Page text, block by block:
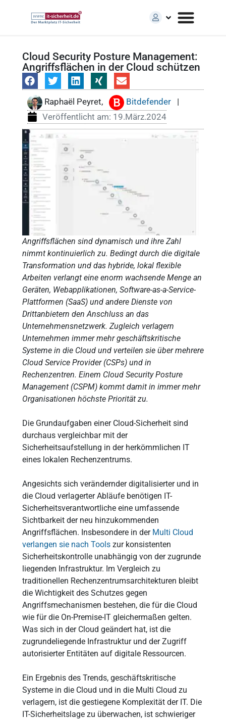
Cloud Security Posture Management:
Angriffsflächen in der Cloud schützen
Raphaël Peyret, Bitdefender
|
Veröffentlicht am: 19.März.2024
Angriffsflächen sind dynamisch und ihre Zahl
nimmt kontinuierlich zu. Bedingt durch die digitale
Transformation und das hybride, lokal flexible
Arbeiten verlangt eine enorm wachsende Menge an
Geräten, Webapplikationen, Software-as-a-Service-
Plattformen (SaaS) und andere Dienste von
Drittanbietern den Anschluss an das
Unternehmensnetzwerk. Zugleich verlagern
Unternehmen immer mehr geschäftskritische
Systeme in die Cloud und verteilen sie über mehrere
Cloud Service Provider (CSPs) und in
Rechenzentren. Einem Cloud Security Posture
Management (CSPM) kommt damit in immer mehr
Organisationen höchste Priorität zu.
Die Grundaufgaben einer Cloud-Sicherheit sind
durchaus vergleichbar mit der
Sicherheitsaufstellung in der herkömmlichen IT
eines lokalen Rechenzentrums.
Angesichts sich verändernder digitalisierter und in
die Cloud verlagerter Abläufe benötigen IT-
Sicherheitsverantwortliche eine umfassende
Sichtbarkeit der neu hinzukommenden
Angriffsflächen. Insbesondere in der Multi Cloud
verlangen sie nach Toolszur konsistenten
Sicherheitskontrolle unabhängig von der zugrunde
liegenden Infrastruktur. Im Vergleich zu
traditionellen Rechenzentrumsarchitekturen bleibt
die Wichtigkeit des Schutzes gegen
Angriffsmechanismen bestehen, die für die Cloud
wie für die On-Premise-IT gleichermaßen gelten.
Was sich in der Cloud geändert hat, ist die
zugrundeliegende Infrastruktur und der Zugriff
autorisierter Entitäten auf digitale Ressourcen.
Ein Ergebnis des Trends, geschäftskritische
Systeme in die Cloud und in die Multi Cloud zu
verlagern, ist die gestiegene Komplexität der IT. Die
IT-Sicherheitslage zu überwachen, ist schwieriger